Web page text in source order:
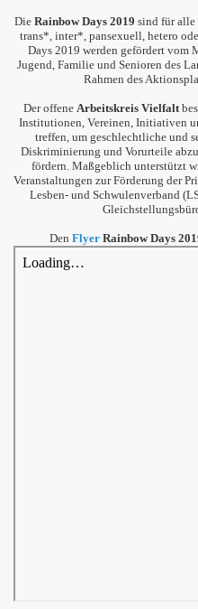
Die Rainbow Days 2019 sind für alle
trans*, inter*, pansexuell, hetero
Days 2019 werden gefördert vom
Jugend, Familie und Senioren des
Rahmen des
Der offene Arbeitskreis Vielfalt
Institutionen, Vereinen, Initiativen
treffen, um geschlechtliche und
Diskriminierung und Vorurteile
fördern. Maßgeblich unterstützt
Veranstaltungen zur Förderung der
Lesben- und Schwulenverband
Den Flyer Rainbow Days